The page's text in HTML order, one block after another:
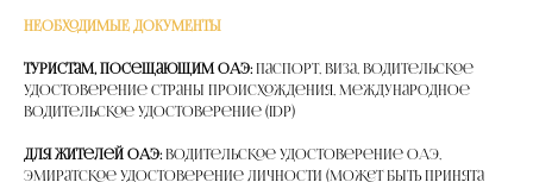
НЕОБХОДИМЫЕ ДОКУМЕНТЫ
Туристам, посещающим ОАЭ: Паспорт, Виза, Водительское
удостоверение страны происхождения, Международное
водительское удостоверение (IDP)
Для жителей ОАЭ: Водительское удостоверение ОАЭ,
Эмиратское удостоверение личности (может быть принята